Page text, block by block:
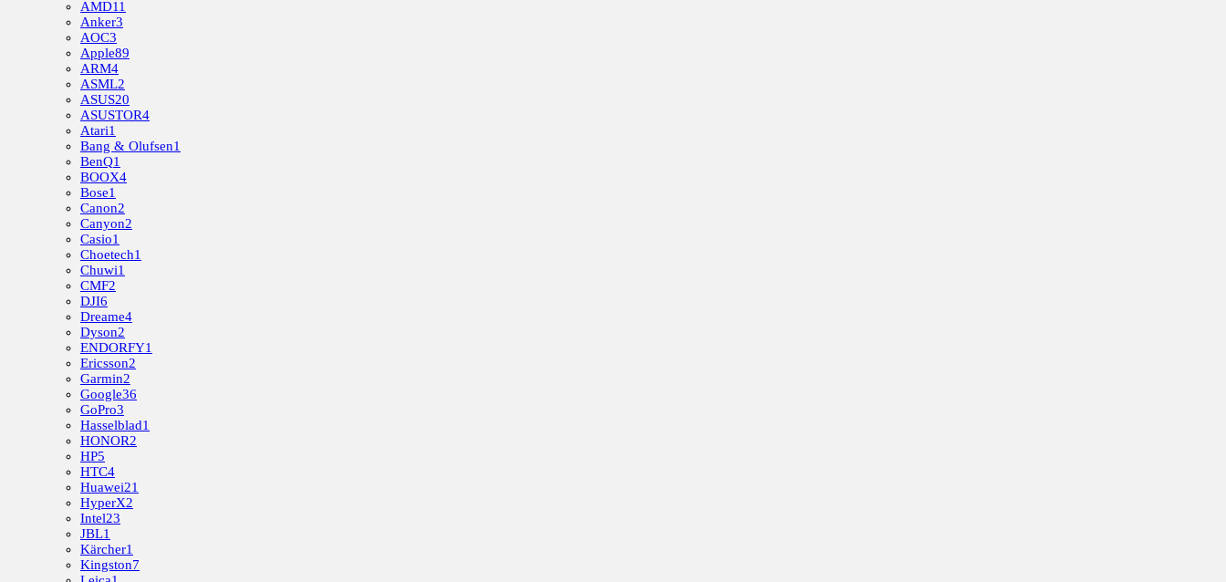
AMD11
Anker3
AOC3
Apple89
ARM4
ASML2
ASUS20
ASUSTOR4
Atari1
Bang & Olufsen1
BenQ1
BOOX4
Bose1
Canon2
Canyon2
Casio1
Choetech1
Chuwi1
CMF2
DJI6
Dreame4
Dyson2
ENDORFY1
Ericsson2
Garmin2
Google36
GoPro3
Hasselblad1
HONOR2
HP5
HTC4
Huawei21
HyperX2
Intel23
JBL1
Kärcher1
Kingston7